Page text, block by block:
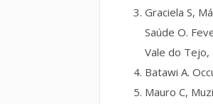
Graciela S,
Saúde O.
Vale do Tejo,
Batawi A.
Mauro C,